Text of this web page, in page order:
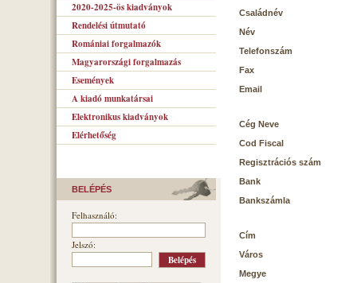
2020-2025-ös kiadványok
Rendelési útmutató
Romániai forgalmazók
Magyarországi forgalmazás
Események
A kiadó munkatársai
Elektronikus kiadványok
Elérhetőség
BELÉPÉS
Felhasználó:
Jelszó:
Családnév
Név
Telefonszám
Fax
Email
Cég Neve
Cod Fiscal
Regisztrációs szám
Bank
Bankszámla
Cím
Város
Megye